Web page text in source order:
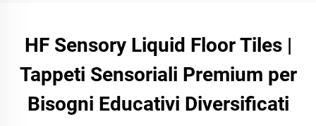
HF Sensory Liquid Floor Tiles |
Tappeti Sensoriali Premium per
Bisogni Educativi Diversificati